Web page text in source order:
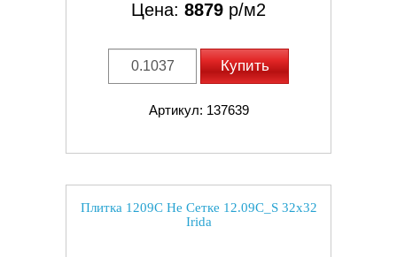
Цена: 8879 р/м2
Купить
Артикул: 137639
Плитка 1209C Не Сетке 12.09C_S 32x32
Irida